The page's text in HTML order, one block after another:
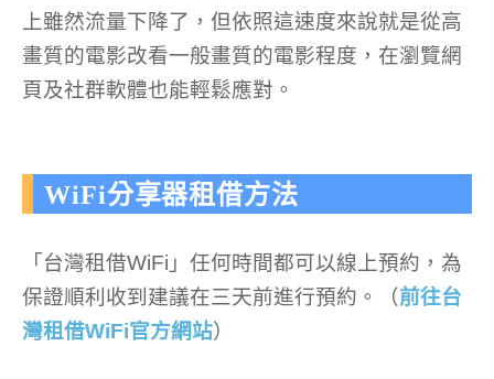
上雖然流量下降了，但依照這速度來說就是從高
畫質的電影改看一般畫質的電影程度，在瀏覽網
頁及社群軟體也能輕鬆應對。
WiFi分享器租借方法
「台灣租借WiFi」任何時間都可以線上預約，為
保證順利收到建議在三天前進行預約。（前往台
灣租借WiFi官方網站）